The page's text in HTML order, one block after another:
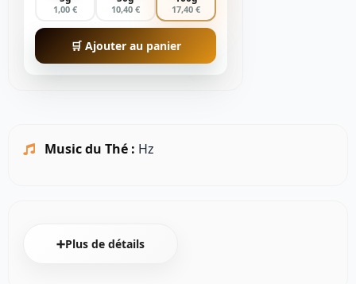
1,00 € 10,40 € 17,40 €
🛒 Ajouter au panier
Music du Thé : Hz
➕Plus de détails